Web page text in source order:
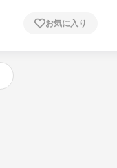
お気に入り